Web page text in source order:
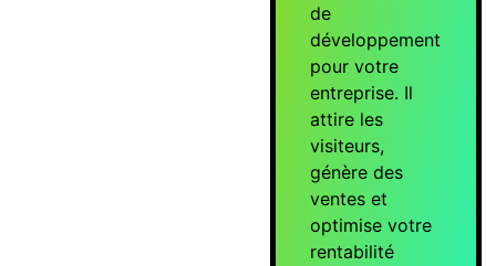
de
développement
pour votre
entreprise. Il
attire les
visiteurs,
génère des
ventes et
optimise votre
rentabilité